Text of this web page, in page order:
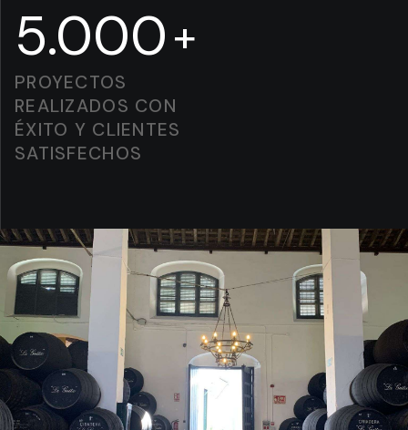
5.000+
PROYECTOS
REALIZADOS CON
ÉXITO Y CLIENTES
SATISFECHOS